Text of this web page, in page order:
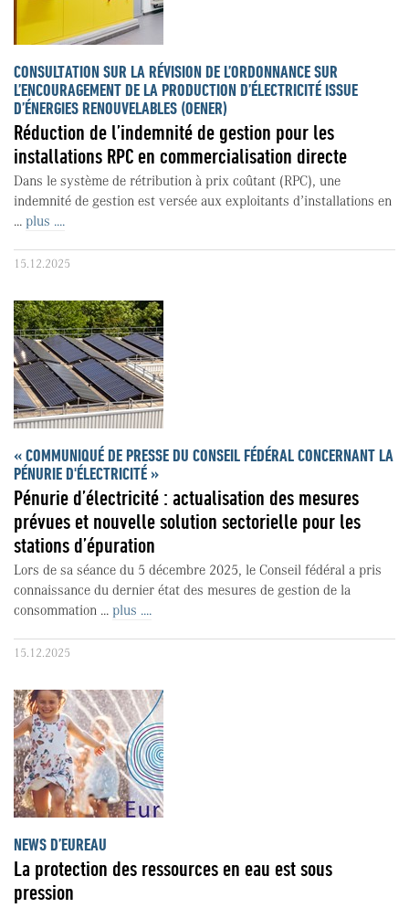
CONSULTATION SUR LA RÉVISION DE L’ORDONNANCE SUR
L’ENCOURAGEMENT DE LA PRODUCTION D’ÉLECTRICITÉ ISSUE
D’ÉNERGIES RENOUVELABLES (OENER)
Réduction de l’indemnité de gestion pour les
installations RPC en commercialisation directe
Dans le système de rétribution à prix coûtant (RPC), une
indemnité de gestion est versée aux exploitants d’installations en
... plus ....
15.12.2025
« COMMUNIQUÉ DE PRESSE DU CONSEIL FÉDÉRAL CONCERNANT LA
PÉNURIE D'ÉLECTRICITÉ »
Pénurie d’électricité : actualisation des mesures
prévues et nouvelle solution sectorielle pour les
stations d’épuration
Lors de sa séance du 5 décembre 2025, le Conseil fédéral a pris
connaissance du dernier état des mesures de gestion de la
consommation ... plus ....
15.12.2025
NEWS D’EUREAU
La protection des ressources en eau est sous
pression